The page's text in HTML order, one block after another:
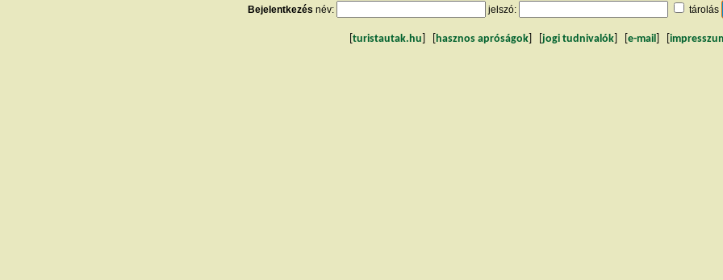
Bejelentkezés név: jelszó: tárolás
turistautak.hu hasznos apróságok jogi tudnivalók e-mail